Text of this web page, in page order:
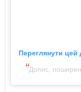
Переглянути
Допис,